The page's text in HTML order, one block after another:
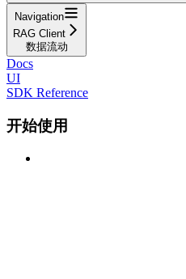
Navigation
RAG Client
数据流动
Docs
UI
SDK Reference
开始使用